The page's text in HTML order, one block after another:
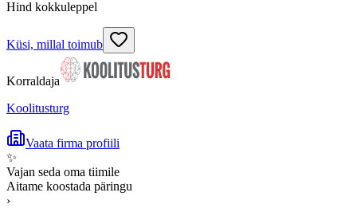
Hind kokkuleppel
Küsi, millal toimub
Korraldaja
Koolitusturg
Vaata firma profiili
✨
Vajan seda oma tiimile
Aitame koostada päringu
›